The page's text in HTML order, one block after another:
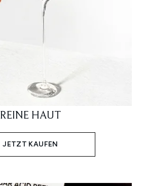
REINE HAUT
JETZT KAUFEN